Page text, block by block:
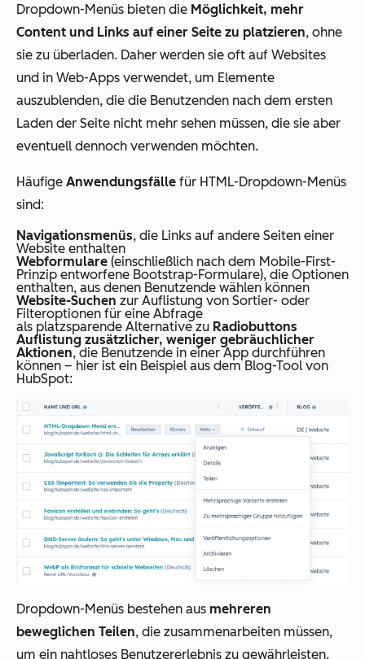
Dropdown-Menüs bieten die Möglichkeit, mehr
Content und Links auf einer Seite zu platzieren, ohne
sie zu überladen. Daher werden sie oft auf Websites
und in Web-Apps verwendet, um Elemente
auszublenden, die die Benutzenden nach dem ersten
Laden der Seite nicht mehr sehen müssen, die sie aber
eventuell dennoch verwenden möchten.
Häufige Anwendungsfälle für HTML-Dropdown-Menüs
sind:
Navigationsmenüs, die Links auf andere Seiten einer
Website enthalten
Webformulare (einschließlich nach dem Mobile-First-
Prinzip entworfene Bootstrap-Formulare), die Optionen
enthalten, aus denen Benutzende wählen können
Website-Suchen zur Auflistung von Sortier- oder
Filteroptionen für eine Abfrage
als platzsparende Alternative zu Radiobuttons
Auflistung zusätzlicher, weniger gebräuchlicher
Aktionen, die Benutzende in einer App durchführen
können – hier ist ein Beispiel aus dem Blog-Tool von
HubSpot:
Dropdown-Menüs bestehen aus mehreren
beweglichen Teilen, die zusammenarbeiten müssen,
um ein nahtloses Benutzererlebnis zu gewährleisten.